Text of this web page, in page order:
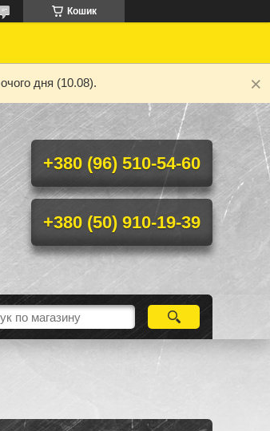
Кошик
дня (10.08).
+380 (96) 510-54-60
+380 (50) 910-19-39